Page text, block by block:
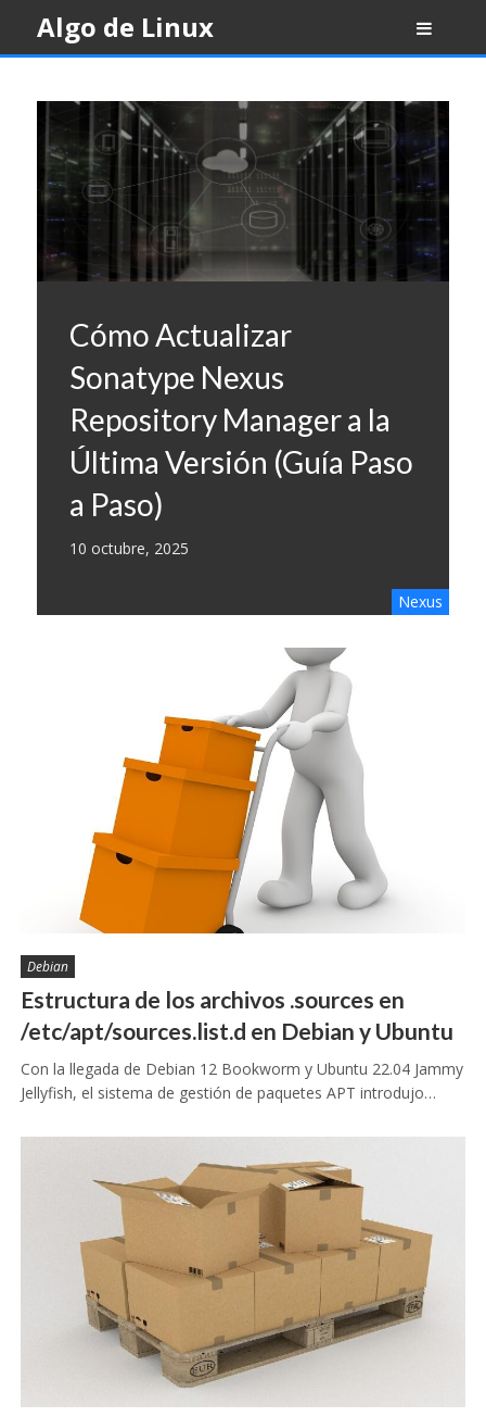
content
Algo de Linux
Cómo Actualizar
Sonatype Nexus
Repository Manager a la
Última Versión (Guía Paso
a Paso)
10 octubre, 2025
Nexus
Debian
Estructura de los archivos .sources en
/etc/apt/sources.list.d en Debian y Ubuntu
Con la llegada de Debian 12 Bookworm y Ubuntu 22.04 Jammy
Jellyfish, el sistema de gestión de paquetes APT introdujo…